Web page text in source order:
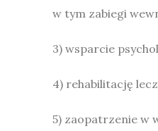
w tym zabiegi
3) wsparcie
4) rehabilitację
5) zaopatrzenie w